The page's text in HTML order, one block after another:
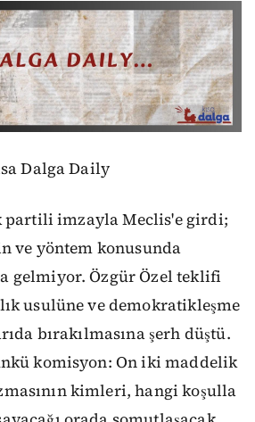
Dalga Daily
partili imzayla Meclis'e girdi;
ve yöntem konusunda
gelmiyor. Özgür Özel teklifi
usulüne ve demokratikleşme
bırakılmasına şerh düştü.
komisyon: On iki maddelik
kimleri, hangi koşulla